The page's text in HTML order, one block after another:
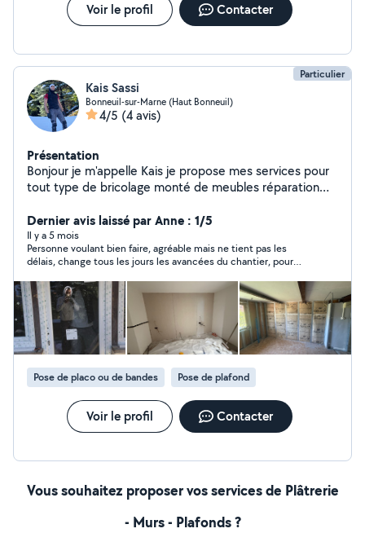
Voir le profil Contacter
Particulier
Kais Sassi
Bonneuil-sur-Marne (Haut Bonneuil)
4/5 (4 avis)
Présentation
Bonjour je m'appelle Kais je propose mes services pour
tout type de bricolage monté de meubles réparation
domicile etc. J'ai de l'expérience plus de 7ans dans ce
domaine Je suis motivé et sérieux Je travail proprement
avec une bonne finition et avec soin Je m'adapte à vous
besoin N'hésitez pas à me contacter pour toute
demande
Dernier avis laissé par Anne : 1/5
Il y a 5 mois
Personne voulant bien faire, agréable mais ne tient pas les
délais, change tous les jours les avancées du chantier, pour
se retrouve avec des cloques au plafond et des traces sur les
murs, Il s'entoure de personne non compétente, Il a accepté de
prendre un chantier avec le fait de monter un meuble encastré
et remettre les portes de cuisine mais rien n'est fait
proprement Je recommanderai uniquement pour de petites
surfaces en peinture et vérifier bien les délais de chantier
Pose de placo ou de bandes
Pose de plafond
Voir le profil Contacter
Vous souhaitez proposer vos services de Plâtrerie
- Murs - Plafonds ?